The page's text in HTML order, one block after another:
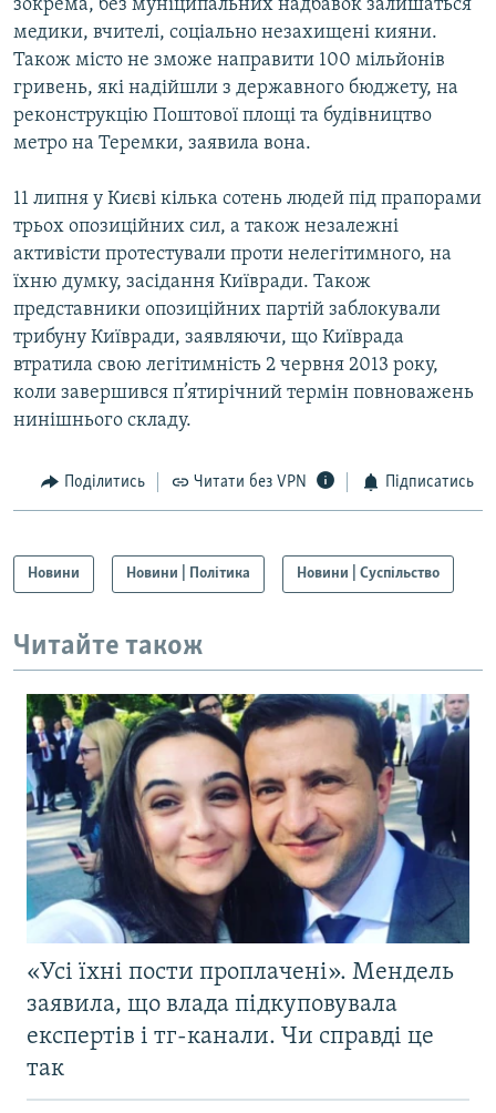
зокрема, без муніципальних надбавок залишаться
медики, вчителі, соціально незахищені кияни.
Також місто не зможе направити 100 мільйонів
гривень, які надійшли з державного бюджету, на
реконструкцію Поштової площі та будівництво
метро на Теремки, заявила вона.
11 липня у Києві кілька сотень людей під прапорами
трьох опозиційних сил, а також незалежні
активісти протестували проти нелегітимного, на
їхню думку, засідання Київради. Також
представники опозиційних партій заблокували
трибуну Київради, заявляючи, що Київрада
втратила свою легітимність 2 червня 2013 року,
коли завершився п’ятирічний термін повноважень
нинішнього складу.
Поділитись Читати без VPN Підписатись
Новини Новини | Політика Новини | Суспільство
Читайте також
«Усі їхні пости проплачені». Мендель
заявила, що влада підкуповувала
експертів і тг-канали. Чи справді це
так